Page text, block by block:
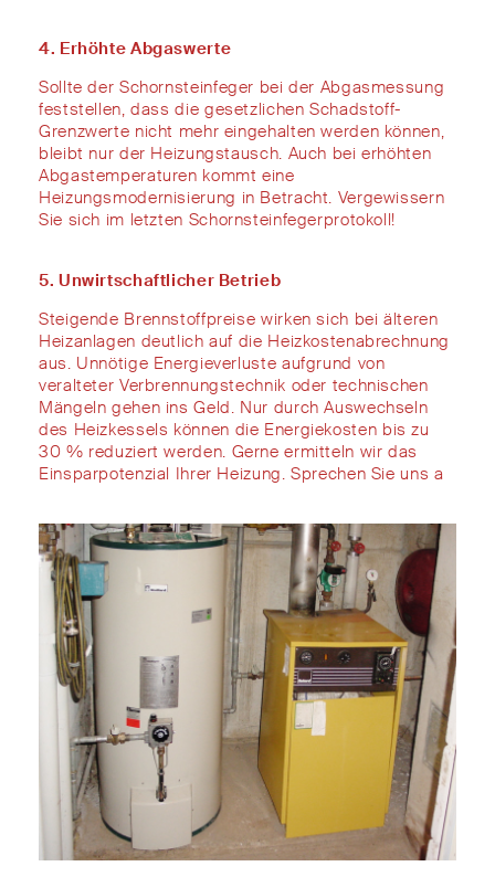
4. Erhöhte Abgaswerte
Sollte der Schornsteinfeger bei der Abgasmessung
feststellen, dass die gesetzlichenSchadstoff-
Grenzwerte nicht mehr eingehalten werden können,
bleibt nur der Heizungstausch. Auch bei erhöhten
Abgastemperaturen kommteine
Heizungsmodernisierung in Betracht. Vergewissern
Sie sich im letzten Schornsteinfegerprotokoll!
5. Unwirtschaftlicher Betrieb
Steigende Brennstoffpreisewirken sich bei älteren
Heizanlagen deutlich auf die Heizkostenabrechnung
aus. Unnötige Energieverluste aufgrund von
veralteter Verbrennungstechnik oder technischen
Mängeln gehen ins Geld. Nur durch Auswechseln
des Heizkessels können die Energiekosten bis zu
30 % reduziert werden. Gerne ermitteln wir das
Einsparpotenzial Ihrer Heizung. Sprechen Sie uns a